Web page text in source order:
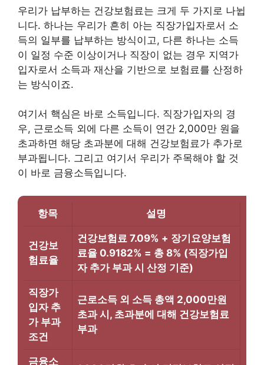
우리가 납부하는 건강보험료는 크게 두 가지로 나뉩
니다. 하나는 우리가 흔히 아는 직장가입자로서 소
득의 일부를 납부하는 방식이고, 다른 하나는 소득
이 일정 수준 이상이거나 직장이 없는 경우 지역가
입자로서 소득과 재산을 기반으로 보험료를 산정하
는 방식이죠.
여기서 핵심은 바로 소득입니다. 직장가입자의 경
우, 근로소득 외에 다른 소득이 연간 2,000만 원을
초과하면 해당 초과분에 대해 건강보험료가 추가로
부과됩니다. 그리고 여기서 우리가 주목해야 할 것
이 바로 금융소득입니다.
항목 설명
건강보
험료율
건강보험료 7.09% + 장기요양보험
료율 0.9182% = 총 8% (직장가입
자 추가 부과 시 산정 기준)
직장가
입자 추
가 부과
조건
근로소득 외 소득 총액 2,000만원
초과 시, 초과분에 대해 건강보험료
부과
금융소